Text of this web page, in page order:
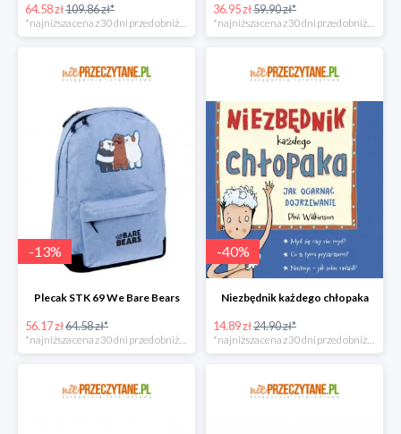
64.58 zł109.86 zł* 36.95 zł59.90 zł*
-13%
Plecak STK 69 We Bare Bears
56.17 zł64.58 zł*
*najniższa cena z 30 dni przed obniżką
-40%
Niezbędnik każdego chłopaka
14.89 zł24.90 zł*
*najniższa cena z 30 dni przed obniżką